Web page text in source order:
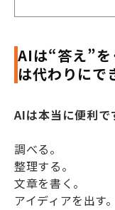
AIは“答え”を
は代わりにで
AIは本当に便利で
調べる。
整理する。
文章を書く。
アイディアを出す。